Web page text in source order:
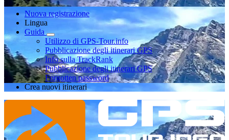
Nuova registrazione
Lingua
Guida
Utilizzo di GPS-Tour.info
Pubblicazione degli itinerari GPS
Info sulla TrackRank
Pubblicazione degli itinerari GPS
Forgotten password
Crea nuovi itinerari